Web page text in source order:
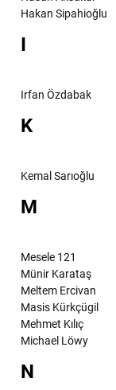
Hakan Sipahioğlu
I
Irfan Özdabak
K
Kemal Sarıoğlu
M
Mesele 121
Münir Karataş
Meltem Ercivan
Masis Kürkçügil
Mehmet Kılıç
Michael Löwy
N